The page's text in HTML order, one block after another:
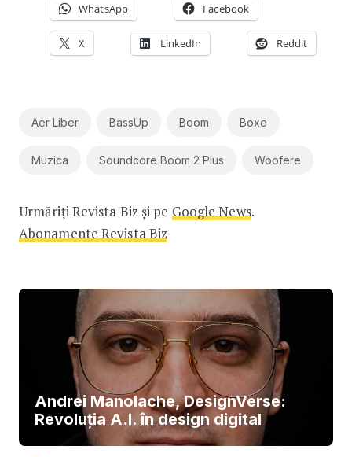
WhatsApp Facebook
X LinkedIn Reddit
Aer Liber BassUp Boom Boxe
Muzica Soundcore Boom 2 Plus Woofere
Urmăriți Revista Biz și pe Google News.
Abonamente Revista Biz
Andrei Manolache, DesignVerse:
Revoluția A.I. în design digital